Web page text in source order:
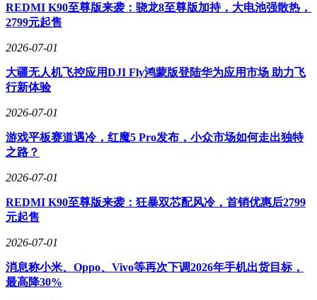
REDMI K90至尊版来袭：骁龙8至尊版加持，大电池强散热，
2799元起售
2026-07-01
大疆无人机飞控应用DJI Fly鸿蒙版登陆华为应用市场 助力飞
行新体验
2026-07-01
游戏平板赛道遇冷，红魔5 Pro发布，小众市场如何走出独特
之路？
2026-07-01
REDMI K90至尊版来袭：狂暴双芯配风冷，首销优惠后2799
元起售
2026-07-01
消息称小米、Oppo、Vivo等再次下调2026年手机出货目标，
最高降30%